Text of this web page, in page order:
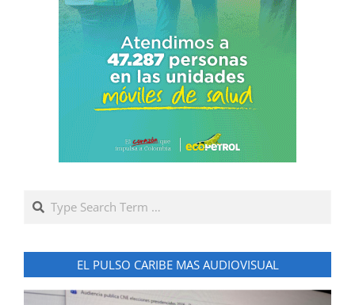
Search
EL PULSO CARIBE MAS AUDIOVISUAL